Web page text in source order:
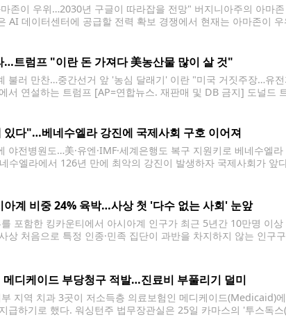
존이 우위…2030년 구글이 따라잡을 전망" 버지니아주의 아마
AI 데이터센터에 공급할 전력 확보 경쟁에서 현재는 아마존이
…트럼프 "이란 돈 가져다 美농산물 많이 살 것"
불러 만찬…중간선거 앞 '농심 달래기' 이란 "미국 거짓주장…유
서 연설하는 트럼프 [AP=연합뉴스. 재판매 및 DB 금지] 도널드
있다"…베네수엘라 강진에 국제사회 구호 이어져
야전병원도…美·유엔·IMF·세계은행도 복구 지원키로 베네수엘
수엘라에서 126년 만에 최악의 강진이 발생하자 국제사회가 앞
아계 비중 24% 육박…사상 첫 '다수 없는 사회' 눈앞
포함한 킹카운티에서 아시아계 인구가 최근 5년간 10만명 이
상 처음으로 특정 인종·민족 집단이 과반을 차지하지 않는 인구
메디케이드 부당청구 적발…진료비 부풀리기 덜미
지역 치과 3곳이 저소득층 의료보험인 메디케이드(Medicaid)
급하기로 했다. 워싱턴주 법무장관실은 25일 카마스의 '투스독